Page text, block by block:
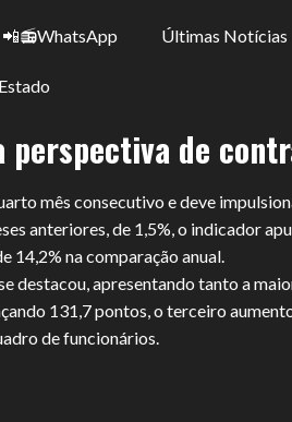
📲📻WhatsApp Últimas Notícias
Estado
perspectiva de
mês consecutivo e deve
anteriores, de 1,5%, o indicador
14,2% na comparação anual.
destacou, apresentando tanto a
131,7 pontos, o terceiro
de funcionários.